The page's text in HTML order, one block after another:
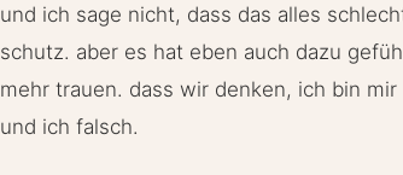
und ich sage nicht, dass das alles
schutz. aber es hat eben auch dazu
mehr trauen. dass wir denken, ich bin
und ich falsch.